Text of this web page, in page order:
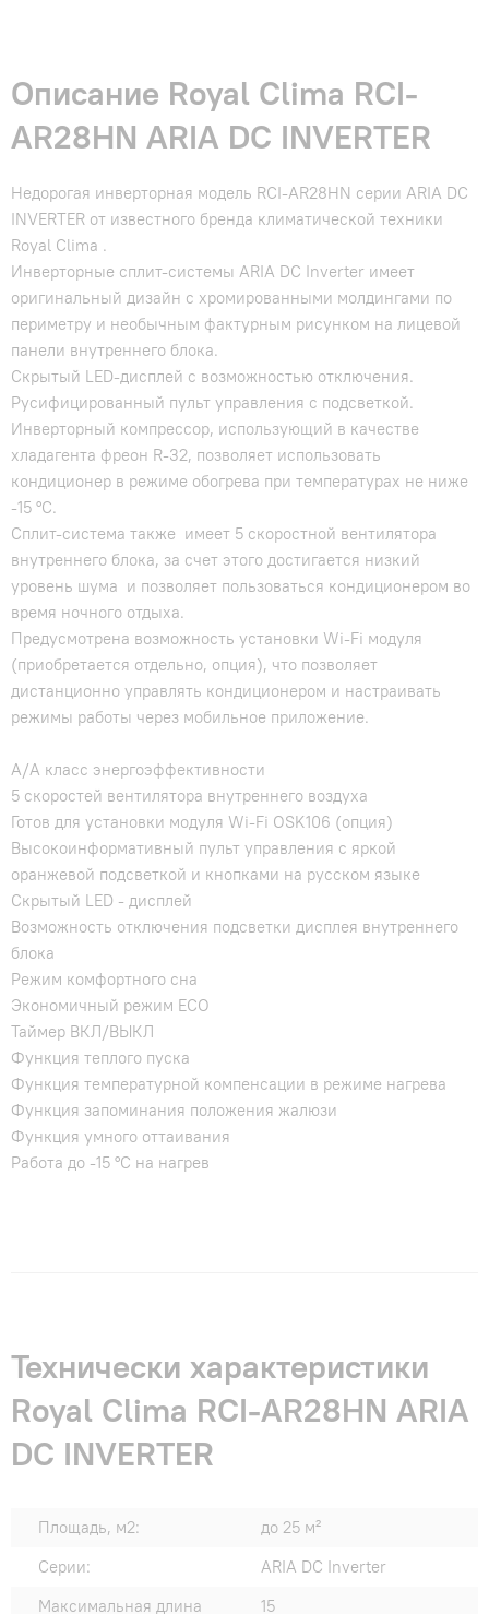
Описание Royal Clima RCI-
AR28HN ARIA DC INVERTER
Недорогая инверторная модель RCI-AR28HN серии ARIA DC
INVERTER от известного бренда климатической техники
Royal Clima .
Инверторные сплит-системы ARIA DC Inverter имеет
оригинальный дизайн с хромированными молдингами по
периметру и необычным фактурным рисунком на лицевой
панели внутреннего блока.
Скрытый LED-дисплей с возможностью отключения.
Русифицированный пульт управления с подсветкой.
Инверторный компрессор, использующий в качестве
хладагента фреон R-32, позволяет использовать
кондиционер в режиме обогрева при температурах не ниже
-15 °C.
Сплит-система также имеет 5 скоростной вентилятора
внутреннего блока, за счет этого достигается низкий
уровень шума и позволяет пользоваться кондиционером во
время ночного отдыха.
Предусмотрена возможность установки Wi-Fi модуля
(приобретается отдельно, опция), что позволяет
дистанционно управлять кондиционером и настраивать
режимы работы через мобильное приложение.
A/A класс энергоэффективности
5 скоростей вентилятора внутреннего воздуха
Готов для установки модуля Wi-Fi OSK106 (опция)
Высокоинформативный пульт управления с яркой
оранжевой подсветкой и кнопками на русском языке
Скрытый LED - дисплей
Возможность отключения подсветки дисплея внутреннего
блока
Режим комфортного сна
Экономичный режим ECO
Таймер ВКЛ/ВЫКЛ
Функция теплого пуска
Функция температурной компенсации в режиме нагрева
Функция запоминания положения жалюзи
Функция умного оттаивания
Работа до -15 °C на нагрев
Технически характеристики
Royal Clima RCI-AR28HN ARIA
DC INVERTER
Площадь, м2:
до 25 м²
Серии:
ARIA DC Inverter
Максимальная длина
15